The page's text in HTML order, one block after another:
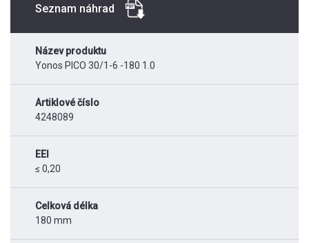
Seznam náhrad
Název produktu
Yonos PICO 30/1-6 -180 1.0
Artiklové číslo
4248089
EEI
≤ 0,20
Celková délka
180 mm